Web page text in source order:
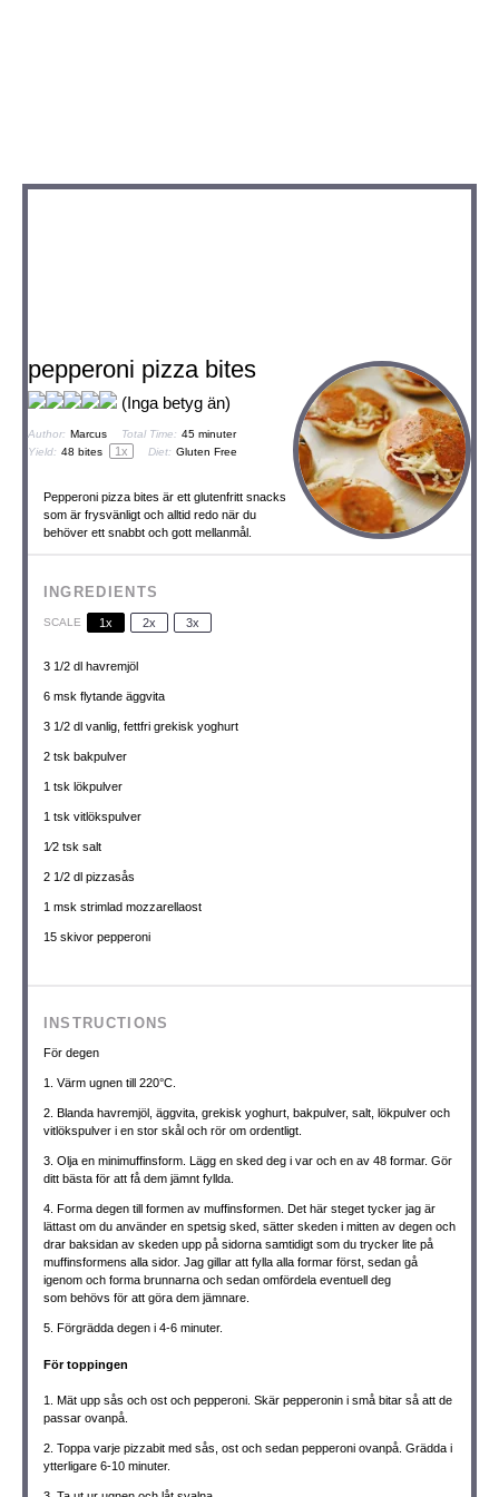
pepperoni pizza bites
(Inga betyg än)
Author: Marcus Total Time: 45 minuter
Yield: 48 bites 1x Diet: Gluten Free
Pepperoni pizza bites är ett glutenfritt snacks
som är frysvänligt och alltid redo när du
behöver ett snabbt och gott mellanmål.
INGREDIENTS
SCALE 1x 2x 3x
3 1/2dl havremjöl
6msk flytande äggvita
3 1/2dl vanlig, fettfri grekisk yoghurt
2tsk bakpulver
1 tsk lökpulver
1 tsk vitlökspulver
1⁄2tsk salt
2 1/2dl pizzasås
1 msk strimlad mozzarellaost
15skivor pepperoni
INSTRUCTIONS
För degen
1. Värm ugnen till 220°C.
2. Blanda havremjöl, äggvita, grekisk yoghurt, bakpulver, salt, lökpulver och
vitlökspulver i en stor skål och rör om ordentligt.
3. Olja en minimuffinsform. Lägg en sked deg i var och en av 48 formar. Gör
ditt bästa för att få dem jämnt fyllda.
4. Forma degen till formen av muffinsformen. Det här steget tycker jag är
lättast om du använder en spetsig sked, sätter skeden i mitten av degen och
drar baksidan av skeden upp på sidorna samtidigt som du trycker lite på
muffinsformens alla sidor. Jag gillar att fylla alla formar först, sedan gå
igenom och forma brunnarna och sedan omfördela eventuell deg
som behövs för att göra dem jämnare.
5. Förgrädda degen i 4-6 minuter.
För toppingen
1. Mät upp sås och ost och pepperoni. Skär pepperonin i små bitar så att de
passar ovanpå.
2. Toppa varje pizzabit med sås, ost och sedan pepperoni ovanpå. Grädda i
ytterligare 6-10 minuter.